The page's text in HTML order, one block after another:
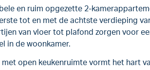
en ruim opgezette 2-
tot en met de achtste verdieping
van vloer tot plafond zorgen voor
in de woonkamer.
met open keukenruimte vormt het hart